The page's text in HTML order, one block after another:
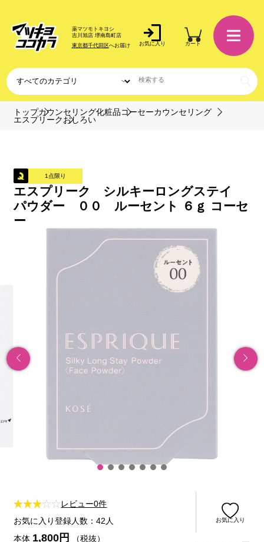
薬マツモトキヨシ
吉川旭店 堺南島町店
東京都千代田区へお届け お気に入り カート
トップカウンセリング化粧品 コーセーカウンセリング
エスプリーク おしろい
1点限り
エスプリーク シルキーロングステイ
パウダー ００ ルーセント ６ｇ コーセ
ー
レビュー0件
お気に入り登録人数：42人
お気に入り
本体 1,800円
（税抜）